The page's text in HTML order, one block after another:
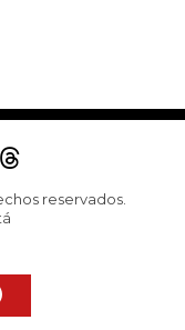
reservados.